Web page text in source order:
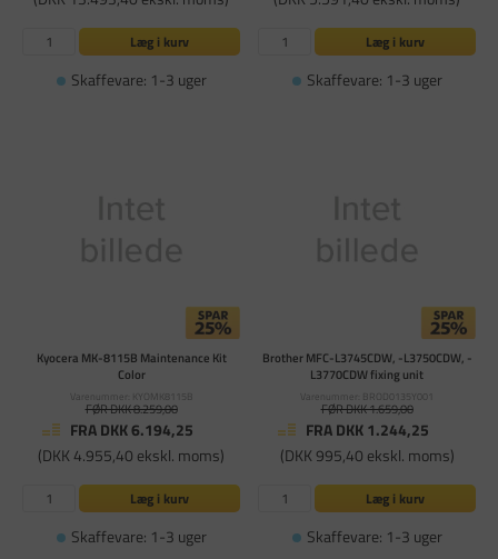
Læg i kurv
Skaffevare: 1-3 uger
Læg i kurv
Skaffevare: 1-3 uger
Kyocera MK-8115B Maintenance Kit
Color
Varenummer: KYOMK8115B
FØR DKK 8.259,00
FRA DKK 6.194,25
(DKK 4.955,40 ekskl. moms)
Læg i kurv
Skaffevare: 1-3 uger
Brother MFC-L3745CDW, -L3750CDW, -
L3770CDW fixing unit
Varenummer: BROD0135Y001
FØR DKK 1.659,00
FRA DKK 1.244,25
(DKK 995,40 ekskl. moms)
Læg i kurv
Skaffevare: 1-3 uger